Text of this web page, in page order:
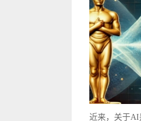
近来，关于AI